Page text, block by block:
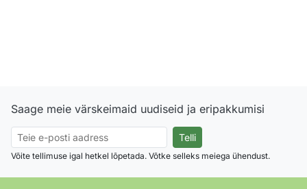
Saage meie värskeimaid uudiseid ja eripakkumisi
Võite tellimuse igal hetkel lõpetada. Võtke selleks meiega ühendust.